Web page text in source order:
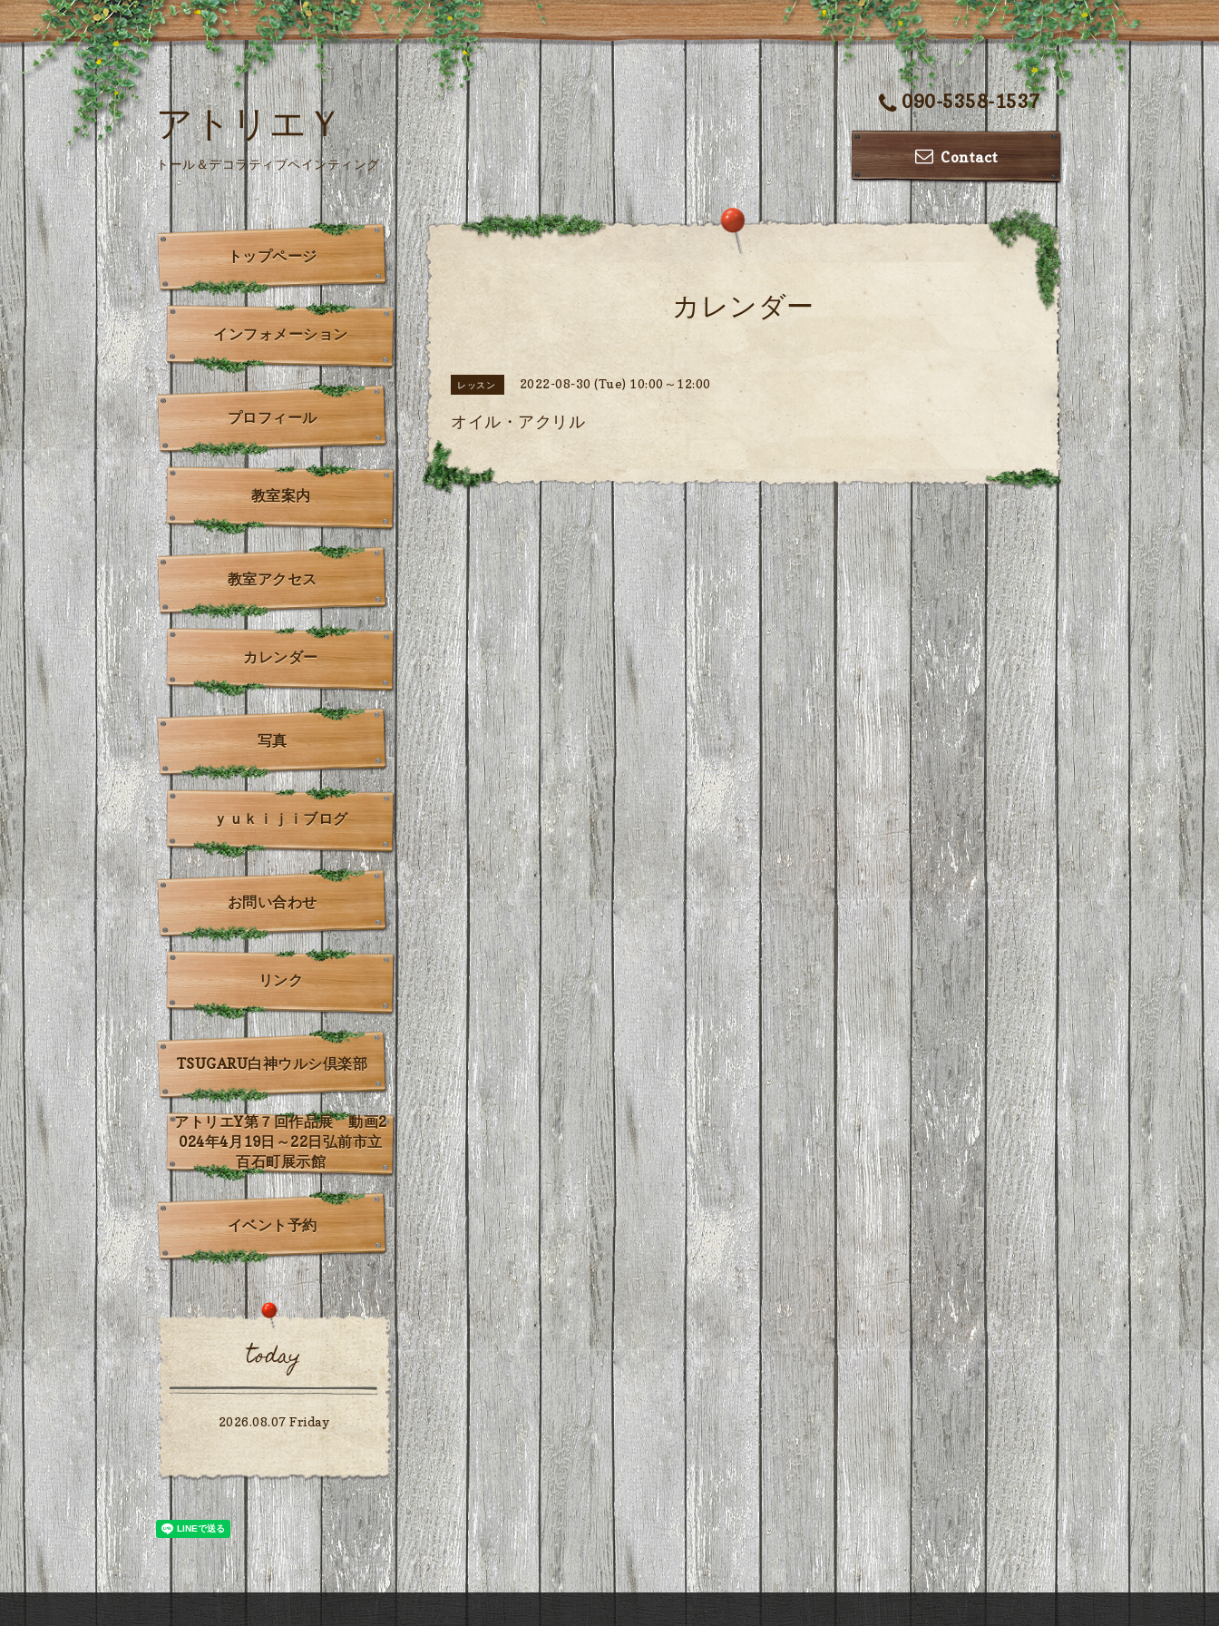
090-5358-1537
Contact
アトリエＹ
トール＆デコラティブペインティング
カレンダー
レッスン 2022-08-30 (Tue) 10:00～12:00
オイル・アクリル
トップページ
インフォメーション
プロフィール
教室案内
教室アクセス
カレンダー
写真
ｙｕｋｉｊｉブログ
お問い合わせ
リンク
TSUGARU白神ウルシ倶楽部
アトリエY第７回作品展 動画2
024年4月19日～22日弘前市立
百石町展示館
イベント予約
today
2026.08.07 Friday